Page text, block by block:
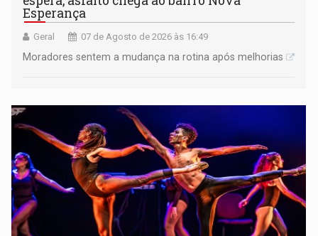
Esperança
Geral 07 de Agosto de 2026 às 16:49
Moradores sentem a mudança na rotina após melhorias